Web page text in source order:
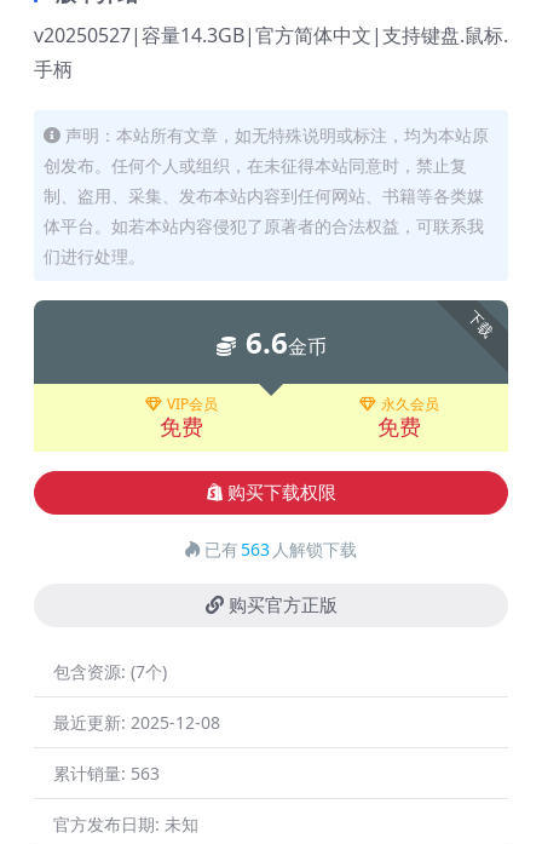
v20250527|容量14.3GB|官方简体中文|支持键盘.鼠标.
手柄
声明：本站所有文章，如无特殊说明或标注，均为本站原
创发布。任何个人或组织，在未征得本站同意时，禁止复
制、盗用、采集、发布本站内容到任何网站、书籍等各类媒
体平台。如若本站内容侵犯了原著者的合法权益，可联系我
们进行处理。
下载
6.6金币
VIP会员
免费
永久会员
免费
购买下载权限
已有563 人解锁下载
购买官方正版
包含资源: (7个)
最近更新: 2025-12-08
累计销量: 563
官方发布日期: 未知